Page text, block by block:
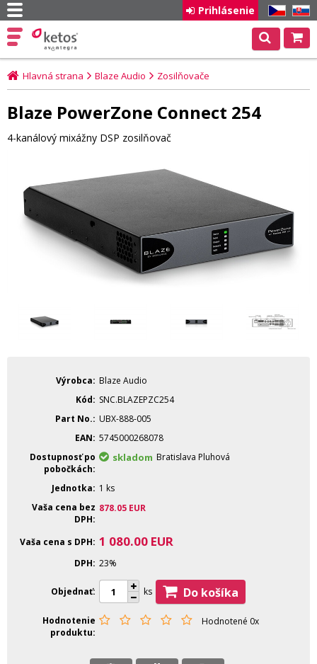
CZ SK
Prihlásenie
Hlavná strana Blaze Audio Zosilňovače
Blaze PowerZone Connect 254
4-kanálový mixážny DSP zosilňovač
Výrobca
Blaze Audio
Kód
SNC.BLAZEPZC254
Part No.
UBX-888-005
EAN 5745000268078
Dostupnosť po
pobočkách
skladom Bratislava Pluhová
Jednotka
1 ks
Vaša cena bez
DPH
878.05 EUR
Vaša cena s DPH 1 080.00 EUR
DPH 23%
Objednať ks Do košíka
Hodnotenie
produktu
Hodnotené 0x